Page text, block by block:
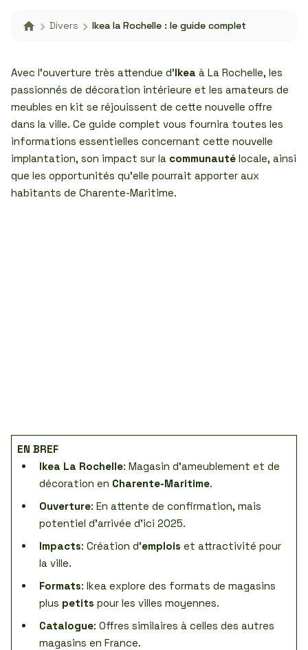
Divers Ikea la Rochelle : le guide complet
Avec l’ouverture très attendue d’Ikea à La Rochelle, les
passionnés de décoration intérieure et les amateurs de
meubles en kit se réjouissent de cette nouvelle offre
dans la ville. Ce guide complet vous fournira toutes les
informations essentielles concernant cette nouvelle
implantation, son impact sur la communauté locale, ainsi
que les opportunités qu’elle pourrait apporter aux
habitants de Charente-Maritime.
EN BREF
Ikea La Rochelle: Magasin d’ameublement et de
décoration en Charente-Maritime.
Ouverture: En attente de confirmation, mais
potentiel d’arrivée d’ici 2025.
Impacts: Création d’emplois et attractivité pour
la ville.
Formats: Ikea explore des formats de magasins
plus petits pour les villes moyennes.
Catalogue: Offres similaires à celles des autres
magasins en France.